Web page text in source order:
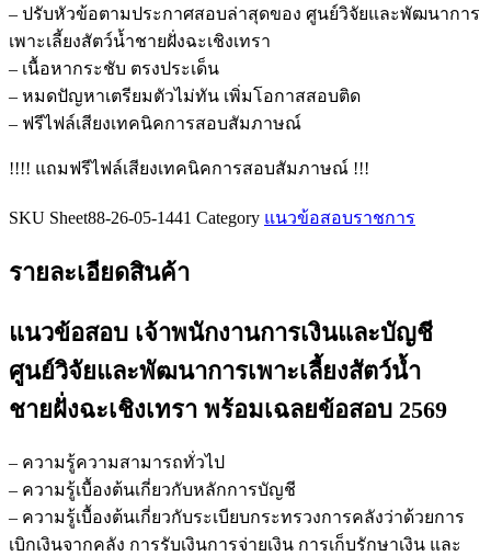
บัญชี
ศูนย์วิจัย
และ
เพาะ
สัตว์
ชายฝั่ง
ชิ้น
– ปรับหัวข้อตามประกาศสอบล่าสุดของ ศูนย์วิจัยและพัฒนาการ
เพาะเลี้ยงสัตว์น้ำชายฝั่งฉะเชิงเทรา
– เนื้อหากระชับ ตรงประเด็น
– หมดปัญหาเตรียมตัวไม่ทัน เพิ่มโอกาสสอบติด
– ฟรีไฟล์เสียงเทคนิคการสอบสัมภาษณ์
!!!! แถมฟรีไฟล์เสียงเทคนิคการสอบสัมภาษณ์ !!!
SKU Sheet88-26-05-1441 Category แนวข้อสอบราชการ
รายละเอียดสินค้า
แนวข้อสอบ เจ้าพนักงานการเงินและบัญชี
ศูนย์วิจัยและพัฒนาการเพาะเลี้ยงสัตว์น้ำ
ชายฝั่งฉะเชิงเทรา พร้อมเฉลยข้อสอบ 2569
– ความรู้ความสามารถทั่วไป
– ความรู้เบื้องต้นเกี่ยวกับหลักการบัญชี
– ความรู้เบื้องต้นเกี่ยวกับระเบียบกระทรวงการคลังว่าด้วยการ
เบิกเงินจากคลัง การรับเงินการจ่ายเงิน การเก็บรักษาเงิน และ